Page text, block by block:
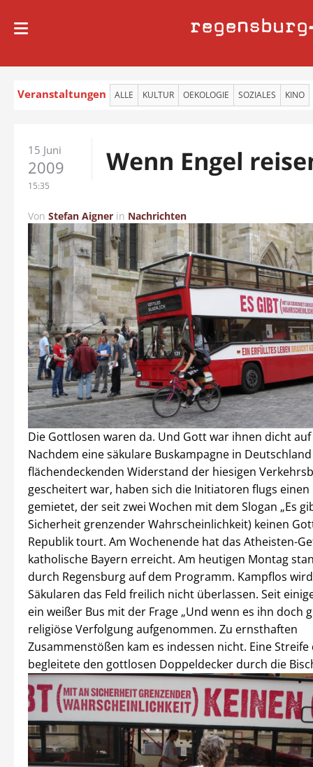
regensburg
Veranstaltungen ALLE KULTUR OEKOLOGIE SOZIALES KINO
15 Juni
2009
15:35
Wenn Engel
Von Stefan Aigner in Nachrichten
Die Gottlosen waren da. Und Gott war ihnen dicht auf
Nachdem eine säkulare Buskampagne in
flächendeckenden Widerstand der hiesigen
gescheitert war, haben sich die Initiatoren flugs
gemietet, der seit zwei Wochen mit dem Slogan „Es
Sicherheit grenzender Wahrscheinlichkeit) keinen
Republik tourt. Am Wochenende hat das Atheisten-
katholische Bayern erreicht. Am heutigen Montag
durch Regensburg auf dem Programm. Kampflos
Säkularen das Feld freilich nicht überlassen. Seit
ein weißer Bus mit der Frage „Und wenn es ihn doch
religiöse Verfolgung aufgenommen. Zu ernsthaften
Zusammenstößen kam es indessen nicht. Eine Streife
begleitete den gottlosen Doppeldecker durch die